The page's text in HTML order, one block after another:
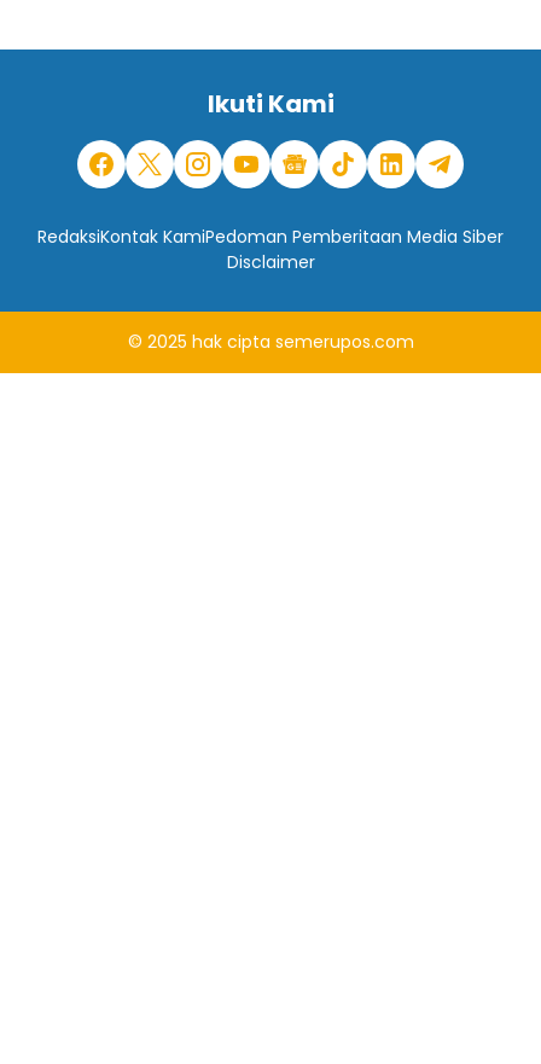
Ikuti Kami
RedaksiKontak KamiPedoman Pemberitaan Media Siber
Disclaimer
© 2025 hak cipta semerupos.com